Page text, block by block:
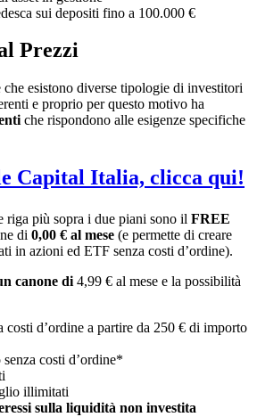
sui depositi fino a 100.000 €
Prezzi
che esistono diverse tipologie di investitori
e proprio per questo motivo ha
che rispondono alle esigenze specifiche
Capital Italia, clicca qui!
riga più sopra i due piani sono il FREE
di 0,00 € al mese (e permette di creare
in azioni ed ETF senza costi d’ordine).
canone di 4,99 € al mese e la possibilità
costi d’ordine a partire da 250 € di importo
costi d’ordine*
illimitati
sulla liquidità non investita